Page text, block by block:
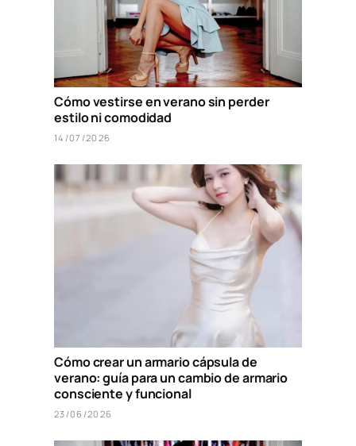
Cómo vestirse en verano sin perder
estilo ni comodidad
14/07/2026
Cómo crear un armario cápsula de
verano: guía para un cambio de armario
consciente y funcional
23/06/2026